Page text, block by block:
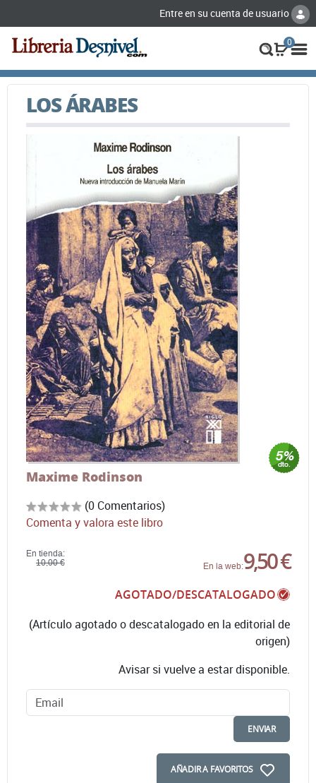
Entre en su cuenta de usuario
0
LOS ÁRABES
Maxime Rodinson
(0 Comentarios)
Comenta y valora este libro
En tienda:
10,00 €
En la web:9,50 €
AGOTADO/DESCATALOGADO
(Artículo agotado o descatalogado en la editorial de
origen)
Avisar si vuelve a estar disponible.
ENVIAR
AÑADIR A FAVORITOS